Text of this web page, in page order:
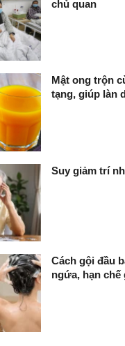
chủ quan
Mật ong trộn
tạng, giúp làn
Suy giảm trí
Cách gội đầu
ngứa, hạn chế